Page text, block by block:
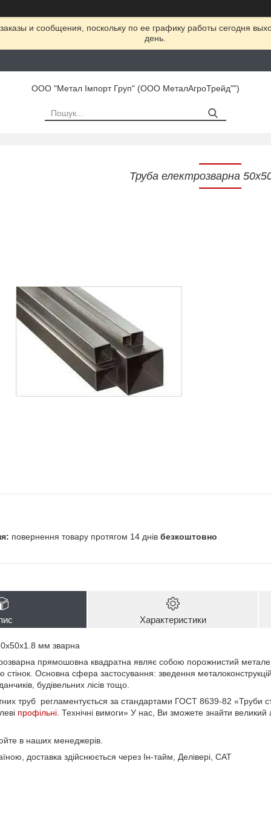
и сообщения, поскольку по ее графику работы сегодня
день.
ООО "Метал Імпорт Груп" (ООО МеталАгроТрейд"")
Труба електрозварна
повернення товару протягом 14 днів безкоштовно
Характеристики
мм зварна
прямошовна квадратна являє собою порожнистий
стінок. Основна сфера застосування: зведення
будівельних лісів тощо.
труб регламентується за стандартами ГОСТ 8639-82 «Труби
профільні . Технічні вимоги» У нас, Ви зможете знайти
в наших менеджерів.
доставка здійснюється через Ін-тайм, Делівері, САТ